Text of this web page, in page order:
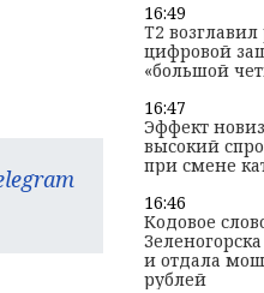
16:49
T2
цифровой
«большой
16:47
Эффект
высокий
при смене
16:46
Кодовое
и отдала
рублей